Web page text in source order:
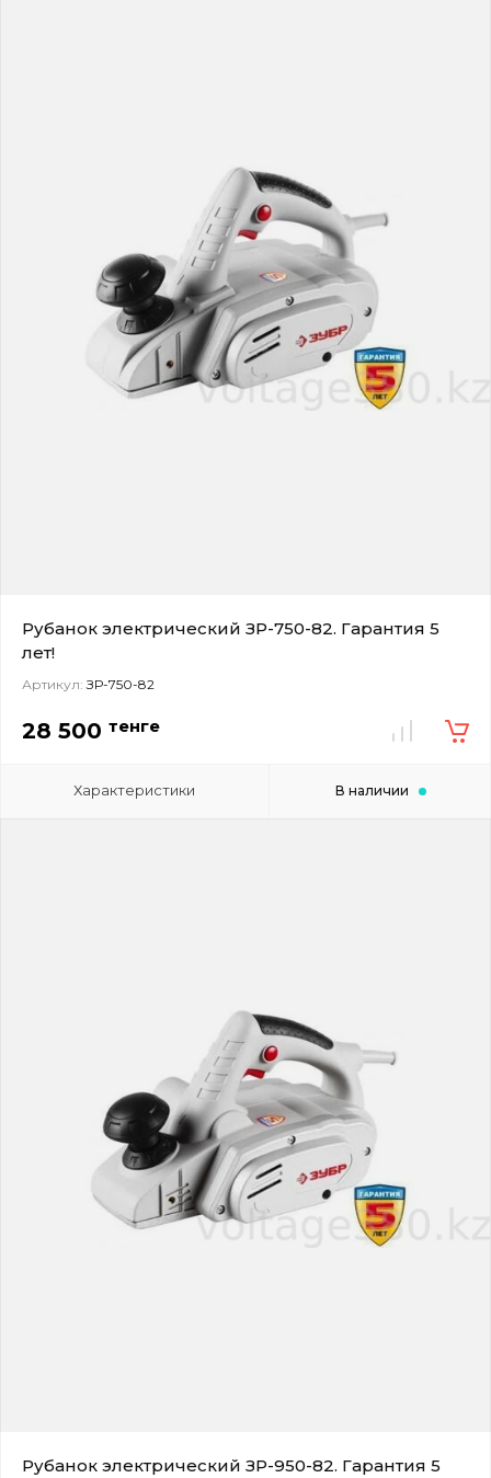
Рубанок электрический ЗР-750-82. Гарантия 5
лет!
Артикул: ЗР-750-82
28 500 тенге
Характеристики В наличии
Рубанок электрический ЗР-950-82. Гарантия 5